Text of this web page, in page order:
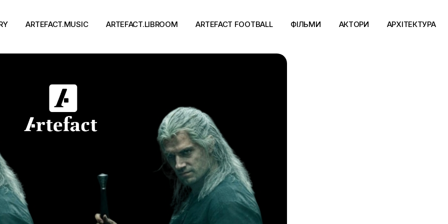
ARTEFACT.MUSIC
Концерти
ARTEFACT.LIBROOM ARTEFACT FOOTBALL ФІЛЬМИ АКТОРИ АРХІТЕКТУРА